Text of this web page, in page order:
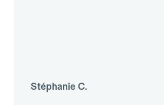
Stéphanie C.